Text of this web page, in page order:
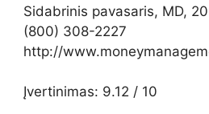
Sidabrinis pavasaris, MD,
(800) 308-2227
http://
Įvertinimas: 9.12 / 10